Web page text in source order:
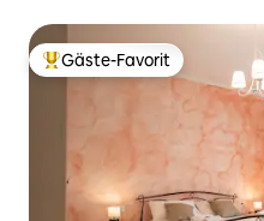
Beliebter Gäste-Favorit.
Gäste-Favorit